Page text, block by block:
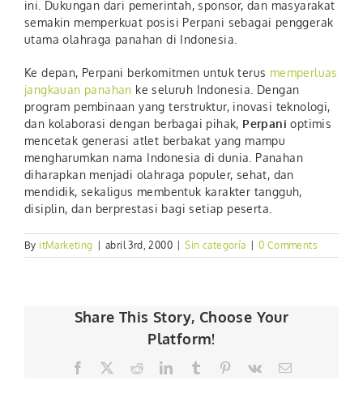
ini. Dukungan dari pemerintah, sponsor, dan masyarakat
semakin memperkuat posisi Perpani sebagai penggerak
utama olahraga panahan di Indonesia.
Ke depan, Perpani berkomitmen untuk terus memperluas
jangkauan panahan ke seluruh Indonesia. Dengan
program pembinaan yang terstruktur, inovasi teknologi,
dan kolaborasi dengan berbagai pihak, Perpani optimis
mencetak generasi atlet berbakat yang mampu
mengharumkan nama Indonesia di dunia. Panahan
diharapkan menjadi olahraga populer, sehat, dan
mendidik, sekaligus membentuk karakter tangguh,
disiplin, dan berprestasi bagi setiap peserta.
By itMarketing abril 3rd, 2000 Sin categoría 0 Comments
Share This Story, Choose Your
Platform!
Facebook
TwitterRedditLinkedInTumblr Pinterest
Vk Email